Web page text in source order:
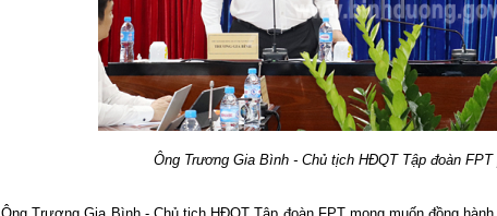
Ông Trương Gia Bình - Chủ tịch HĐQT Tập đoàn